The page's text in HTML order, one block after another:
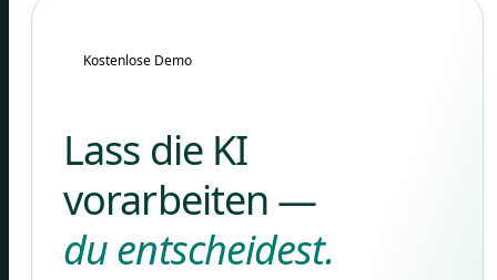
Kostenlose Demo
Lass die KI
vorarbeiten —
du entscheidest.